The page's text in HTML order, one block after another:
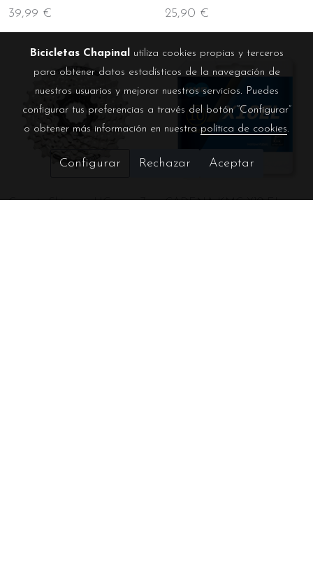
39,99 € 25,90 €
Cassete Shimano HG para 7
CADENA KMC X10 EL
Bicicletas Chapinal
utiliza cookies propias y terceros
para obtener datos estadísticos de la navegación de
nuestros usuarios y mejorar nuestros servicios. Puedes
configurar tus preferencias a través del botón “Configurar”
o obtener más información en nuestra política de cookies.
Configurar Rechazar Aceptar